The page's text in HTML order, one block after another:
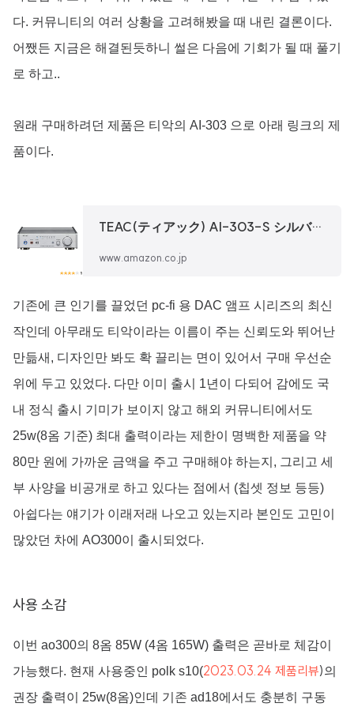
다. 커뮤니티의 여러 상황을 고려해봤을 때 내린 결론이다.
어쨌든 지금은 해결된듯하니 썰은 다음에 기회가 될 때 풀기
로 하고..
원래 구매하려던 제품은 티악의 AI-303 으로 아래 링크의 제
품이다.
TEAC(ティアック) AI-303-S シルバー USB DAC/ステレオプリメインアンプ/ヘッドホンアンプ 小型コン
www.amazon.co.jp
기존에 큰 인기를 끌었던 pc-fi 용 DAC 앰프 시리즈의 최신
작인데 아무래도 티악이라는 이름이 주는 신뢰도와 뛰어난
만듦새, 디자인만 봐도 확 끌리는 면이 있어서 구매 우선순
위에 두고 있었다. 다만 이미 출시 1년이 다되어 감에도 국
내 정식 출시 기미가 보이지 않고 해외 커뮤니티에서도
25w(8옴 기준) 최대 출력이라는 제한이 명백한 제품을 약
80만 원에 가까운 금액을 주고 구매해야 하는지, 그리고 세
부 사양을 비공개로 하고 있다는 점에서 (칩셋 정보 등등)
아쉽다는 얘기가 이래저래 나오고 있는지라 본인도 고민이
많았던 차에 AO300이 출시되었다.
사용 소감
이번 ao300의 8옴 85W (4옴 165W) 출력은 곧바로 체감이
가능했다. 현재 사용중인 polk s10(2023.03.24 제품리뷰)의
권장 출력이 25w(8옴)인데 기존 ad18에서도 충분히 구동